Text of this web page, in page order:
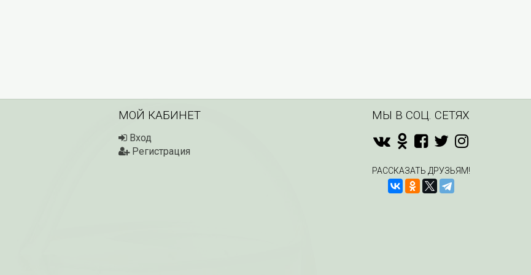
МОЙ КАБИНЕТ
Вход
Регистрация
МЫ В СОЦ. СЕТЯХ
РАССКАЗАТЬ ДРУЗЬЯМ!